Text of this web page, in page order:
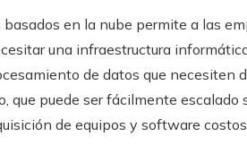
en la nube permite a las
una infraestructura
de datos que necesiten
que puede ser fácilmente escalado
de equipos y software